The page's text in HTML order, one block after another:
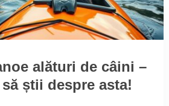
alături de câini –
știi despre asta!